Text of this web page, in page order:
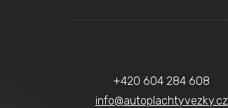
info@autoplachtyvezky.cz
+420 604 284 608